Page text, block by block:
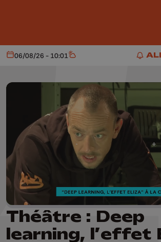
Aujourd'hui
06/08/26 - 10:01 Météo
Théâtre : Deep
learning, l’effet